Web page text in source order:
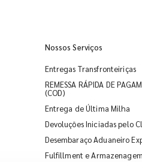
Nossos Serviços
Entregas Transfronteiriças
REMESSA RÁPIDA DE
(COD)
Entrega de Última Milha
Devoluções Iniciadas pelo
Desembaraço Aduaneiro
Fulfillment e Armazenagem
iMile Chat